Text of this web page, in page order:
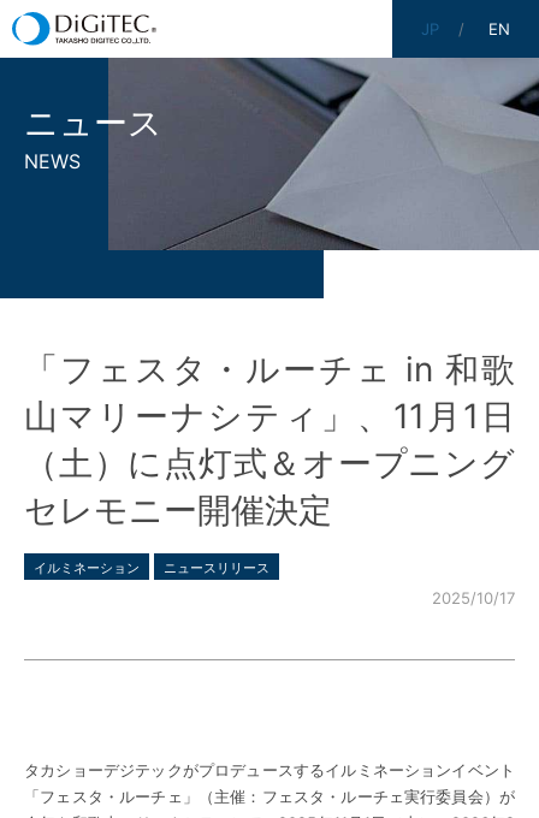
JP EN
ニュース
NEWS
「フェスタ・ルーチェ in 和歌
山マリーナシティ」、11月1日
（土）に点灯式＆オープニング
セレモニー開催決定
イルミネーション ニュースリリース
2025/10/17
タカショーデジテックがプロデュースするイルミネーションイベント
「フェスタ・ルーチェ」（主催：フェスタ・ルーチェ実行委員会）が